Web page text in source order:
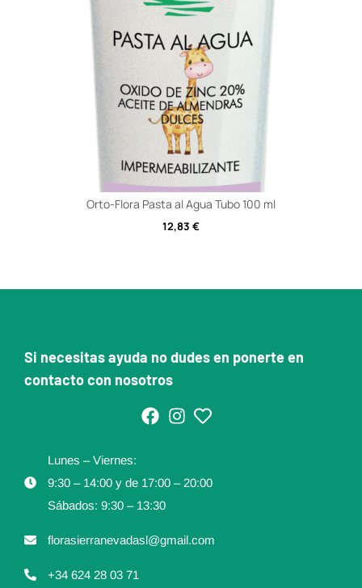
Orto-Flora Pasta al Agua Tubo 100 ml
12,83 €
Si necesitas ayuda no dudes en ponerte en
contacto con nosotros
Lunes – Viernes:
9:30 – 14:00 y de 17:00 – 20:00
Sábados: 9:30 – 13:30
florasierranevadasl@gmail.com
+34 624 28 03 71